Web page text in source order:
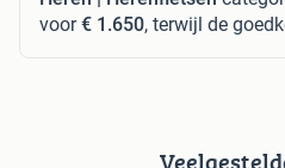
voor€ 1.650, terwijl de